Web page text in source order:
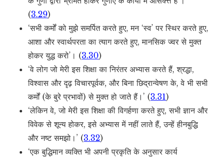
(3.29)
‘सभी कर्मों को मुझे समर्पित करते हुए, मन ‘स्व’ पर स्थिर करते हुए,
आशा और स्वार्थपरता का त्याग करते हुए, मानसिक ज्वर से मुक्त
होकर युद्ध करो’। (3.30)
‘वे लोग जो मेरी इस शिक्षा का निरंतर अभ्यास करते हैं, श्रद्धा,
विश्वास और दृढ़ विचारपूर्वक, और बिना छिद्रान्वेषण के, वे भी सभी
कर्मों (के बुरे प्रभावों) से मुक्त हो जाते हैं।’ (3.31)
‘लेकिन वे, जो मेरी इस शिक्षा की विगर्हणा करते हुए, सभी ज्ञान और
विवेक से शून्य होकर, इसे अभ्यास में नहीं लाते हैं, उन्हें हीनबुद्धि
और नष्ट समझो।’ (3.32)
‘एक बुद्धिमान व्यक्ति भी अपनी प्रकृति के अनुसार कार्य